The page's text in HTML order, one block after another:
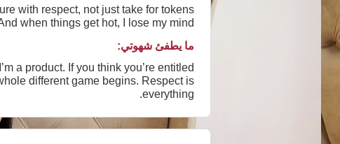
with respect, not just take for tokens
when things get hot, I lose my mind 😉
ما يطفئ شهوتي:
a product. If you think you’re entitled
different game begins. Respect is
everything.